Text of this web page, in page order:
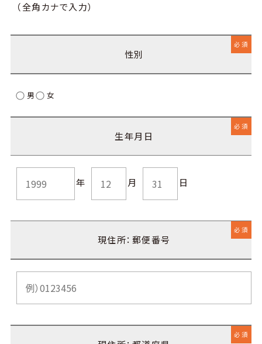
（全角カナで入力）
性別
必須
男 女
生年月日
必須
年 月 日
現住所：郵便番号
必須
必須